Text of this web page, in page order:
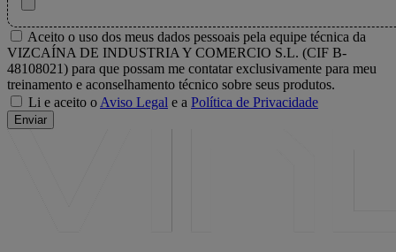
Aceito o uso dos meus dados pessoais pela equipe técnica da
VIZCAÍNA DE INDUSTRIA Y COMERCIO S.L. (CIF B-
48108021) para que possam me contatar exclusivamente para meu
treinamento e aconselhamento técnico sobre seus produtos.
Li e aceito o Aviso Legal e a Política de Privacidade
Enviar